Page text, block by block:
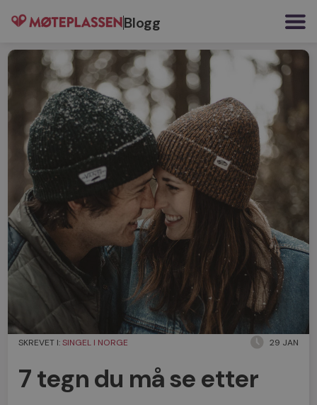
Blogg
SKREVET I:SINGEL I NORGE 29 JAN
7 tegn du må se etter